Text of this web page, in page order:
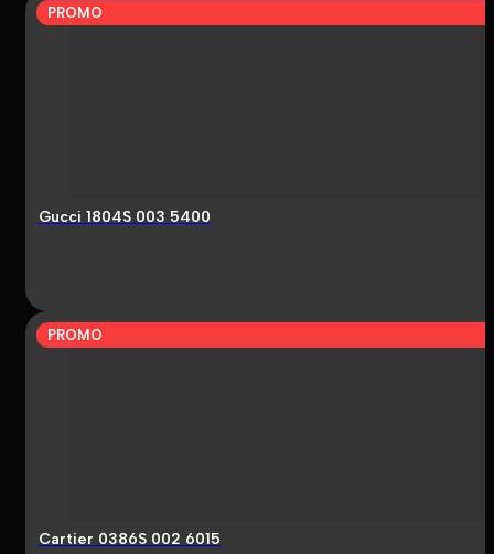
PROMO
Gucci 1804S 003 5400
PROMO
Cartier 0386S 002 6015